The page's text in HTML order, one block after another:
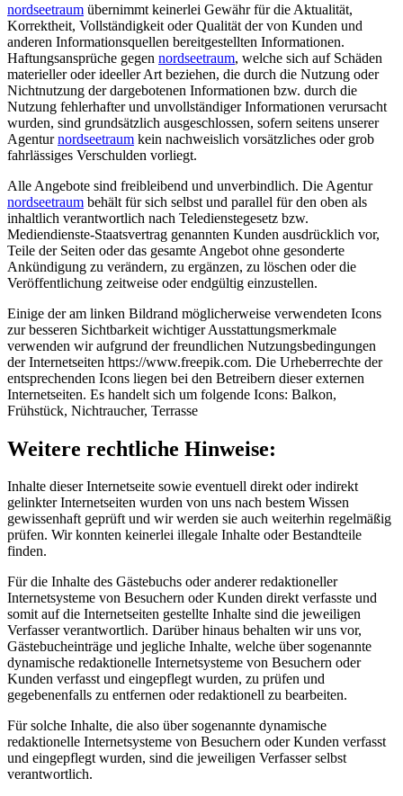
nordseetraum übernimmt keinerlei Gewähr für die Aktualität,
Korrektheit, Vollständigkeit oder Qualität der von Kunden und
anderen Informationsquellen bereitgestellten Informationen.
Haftungsansprüche gegen nordseetraum, welche sich auf Schäden
materieller oder ideeller Art beziehen, die durch die Nutzung oder
Nichtnutzung der dargebotenen Informationen bzw. durch die
Nutzung fehlerhafter und unvollständiger Informationen verursacht
wurden, sind grundsätzlich ausgeschlossen, sofern seitens unserer
Agenturnordseetraum kein nachweislich vorsätzliches oder grob
fahrlässiges Verschulden vorliegt.
Alle Angebote sind freibleibend und unverbindlich. Die Agentur
nordseetraum behält für sich selbst und parallel für den oben als
inhaltlich verantwortlich nach Teledienstegesetz bzw.
Mediendienste-Staatsvertrag genannten Kunden ausdrücklich vor,
Teile der Seiten oder das gesamte Angebot ohne gesonderte
Ankündigung zu verändern, zu ergänzen, zu löschen oder die
Veröffentlichung zeitweise oder endgültig einzustellen.
Einige der am linken Bildrand möglicherweise verwendeten Icons
zur besseren Sichtbarkeit wichtiger Ausstattungsmerkmale
verwenden wir aufgrund der freundlichen Nutzungsbedingungen
der Internetseiten https://www.freepik.com. Die Urheberrechte der
entsprechenden Icons liegen bei den Betreibern dieser externen
Internetseiten. Es handelt sich um folgende Icons: Balkon,
Frühstück, Nichtraucher, Terrasse
Weitere rechtliche Hinweise:
Inhalte dieser Internetseite sowie eventuell direkt oder indirekt
gelinkter Internetseiten wurden von uns nach bestem Wissen
gewissenhaft geprüft und wir werden sie auch weiterhin regelmäßig
prüfen. Wir konnten keinerlei illegale Inhalte oder Bestandteile
finden.
Für die Inhalte des Gästebuchs oder anderer redaktioneller
Internetsysteme von Besuchern oder Kunden direkt verfasste und
somit auf die Internetseiten gestellte Inhalte sind die jeweiligen
Verfasser verantwortlich. Darüber hinaus behalten wir uns vor,
Gästebucheinträge und jegliche Inhalte, welche über sogenannte
dynamische redaktionelle Internetsysteme von Besuchern oder
Kunden verfasst und eingepflegt wurden, zu prüfen und
gegebenenfalls zu entfernen oder redaktionell zu bearbeiten.
Für solche Inhalte, die also über sogenannte dynamische
redaktionelle Internetsysteme von Besuchern oder Kunden verfasst
und eingepflegt wurden, sind die jeweiligen Verfasser selbst
verantwortlich.